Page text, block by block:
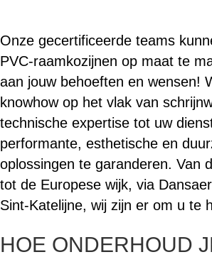
Onze gecertificeerde teams
PVC-raamkozijnen op maat te
aan jouw behoeften en wensen!
knowhow op het vlak van
technische expertise tot uw
performante, esthetische en
oplossingen te garanderen. Van
tot de Europese wijk, via
Sint-Katelijne, wij zijn er om u te
HOE ONDERHOUD